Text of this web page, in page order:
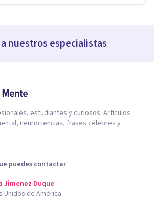
nuestros especialistas
estudiantes y curiosos. Artículos
neurociencias, frases célebres y
puedes contactar
Jimenez Duque
Unidos de América